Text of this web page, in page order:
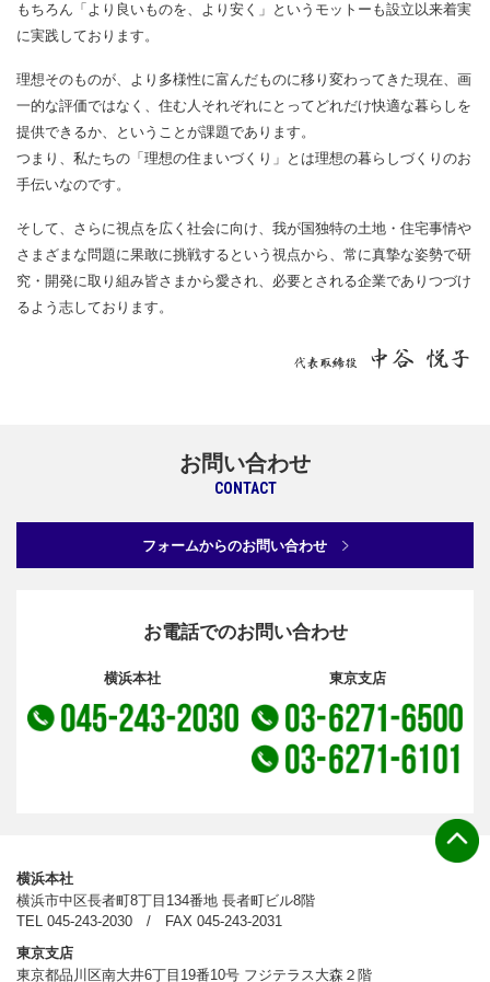
もちろん「より良いものを、より安く」というモットーも設立以来着実
に実践しております。
理想そのものが、より多様性に富んだものに移り変わってきた現在、画
一的な評価ではなく、住む人それぞれにとってどれだけ快適な暮らしを
提供できるか、ということが課題であります。
つまり、私たちの「理想の住まいづくり」とは理想の暮らしづくりのお
手伝いなのです。
そして、さらに視点を広く社会に向け、我が国独特の土地・住宅事情や
さまざまな問題に果敢に挑戦するという視点から、 常に真摯な姿勢で研
究・開発に取り組み皆さまから愛され、必要とされる企業でありつづけ
るよう志しております。
お問い合わせ
CONTACT
フォームからのお問い合わせ
お電話でのお問い合わせ
横浜本社 東京支店
横浜本社
横浜市中区長者町8丁目134番地 長者町ビル8階
TEL 045-243-2030 / FAX 045-243-2031
東京支店
東京都品川区南大井6丁目19番10号 フジテラス大森２階